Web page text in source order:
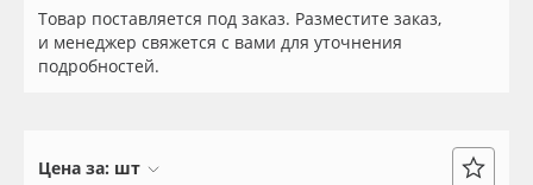
Бренды
Доставка
Самоклеящиеся плёнки
Листовые материалы
Товар поставляется под заказ. Разместите заказ,
и менеджер свяжется с вами для уточнения
подробностей.
Цена за: шт